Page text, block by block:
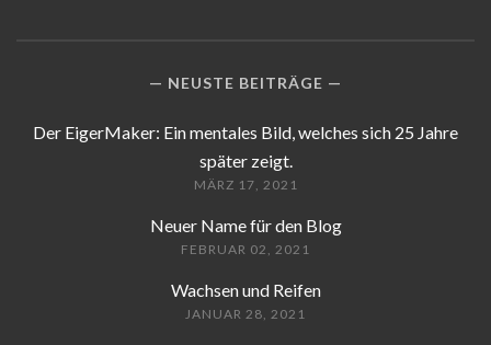
NEUSTE BEITRÄGE
Der EigerMaker: Ein mentales Bild, welches sich 25 Jahre
später zeigt.
MÄRZ 17, 2021
Neuer Name für den Blog
FEBRUAR 02, 2021
Wachsen und Reifen
JANUAR 28, 2021